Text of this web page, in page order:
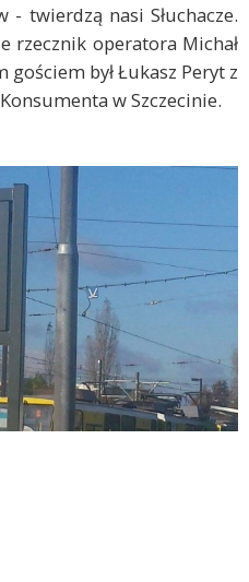
- twierdzą nasi Słuchacze.
rzecznik operatora Michał
był Łukasz Peryt z
w Szczecinie.